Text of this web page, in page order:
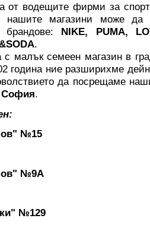
от водещите фирми за
нашите магазини може
брандове: NIKE, PUMA,
.
с малък семеен магазин в
година ние разширихме
да посрещаме
София.
№15
№9А
№129